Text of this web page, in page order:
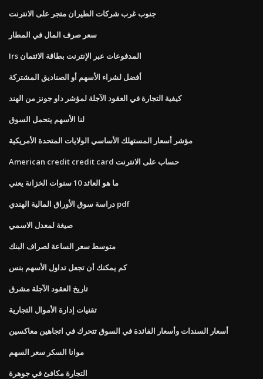
جنوب غرب شركات الطيران متجر على الانترنت
سعر صرف المال في المطار
Irs المدفوعات عبر الإنترنت بطاقة الائتمان
أفضل لشراء الأسهم أو الصناديق المشتركة
كيفية التجارة في العقود الآجلة لمؤشر داو جونز من الهند
لنا الأسهم يتحمل السوق
مؤشر أسعار المستهلك الأساسي الولايات المتحدة الأمريكية
American credit credit card حساب على الانترنت
ما هو العائد 10 سنوات الخزانة يعني
دراسة سوق الأوراق المالية الهندي pdf
صيغة لمعدل الاسمي
متوسط ​​سعر الساعة لصراف البنك
كم يمكنك أن تجعل تداول الأسهم بنس
تاريخ العقود الآجلة مشرق
تقنيات إدارة الأموال التجارية
أسعار السندات وأسعار الفائدة في السوق تتحرك في اتجاهين معاكسين
موانا السكر سعر السهم
التجارة مكافئ في جوهرة